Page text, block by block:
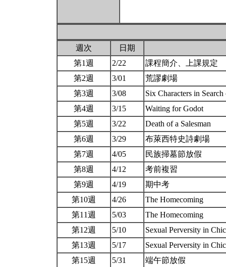
週次
日期
第1週
2/22
課程簡介、上課規定
第2週
3/01
荒謬劇場
第3週
3/08
Six Characters in
第4週
3/15
Waiting for Godot
第5週
3/22
Death of a Salesman
第6週
3/29
布萊西特史詩劇場
第7週
4/05
民族掃墓節放假
第8週
4/12
考前複習
第9週
4/19
期中考
第10週
4/26
The Homecoming
第11週
5/03
The Homecoming
第12週
5/10
Sexual Perversity in
第13週
5/17
Sexual Perversity in
第15週
5/31 端午節放假